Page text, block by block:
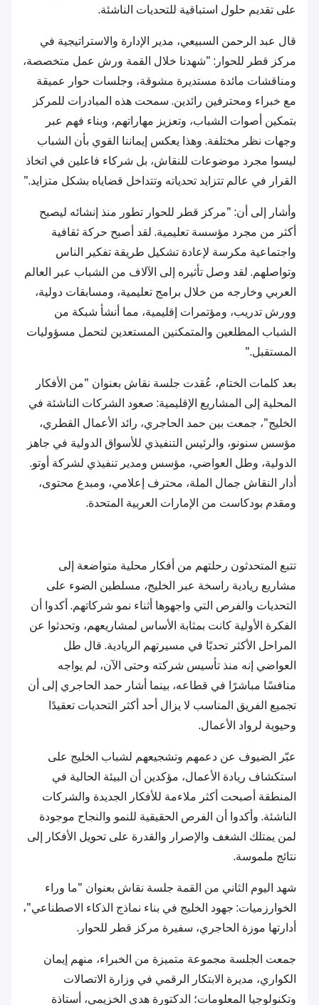
على تقديم حلول استباقية للتحديات الناشئة.
قال عبد الرحمن السبيعي، مدير الإدارة والاستراتيجية في
مركز قطر للحوار: "شهدنا خلال القمة ورش عمل متخصصة،
ومناقشات مائدة مستديرة مشوقة، وجلسات حوار عميقة
مع خبراء ومحترفين رائدين. سمحت هذه المبادرات للمركز
بتمكين أصوات الشباب، وتعزيز مهاراتهم، وبناء فهم عبر
وجهات نظر مختلفة. وهذا يعكس إيماننا القوي بأن الشباب
ليسوا مجرد موضوعات للنقاش، بل شركاء فاعلين في اتخاذ
القرار في عالم تتزايد تحدياته وتتداخل قضاياه بشكل متزايد."
وأشار إلى أن: "مركز قطر للحوار تطور منذ إنشائه ليصبح
أكثر من مجرد مؤسسة تعليمية. لقد أصبح حركة ثقافية
واجتماعية مكرسة لإعادة تشكيل طريقة تفكير الناس
وتواصلهم. لقد وصل تأثيره إلى الآلاف من الشباب عبر العالم
العربي وخارجه من خلال برامج تعليمية، ومسابقات دولية،
وورش تدريب، ومؤتمرات إقليمية، مما أنشأ شبكة من
الشباب المطلعين والمتمكنين المستعدين لتحمل مسؤوليات
المستقبل."
بعد كلمات الختام، عُقدت جلسة نقاش بعنوان "من الأفكار
المحلية إلى المشاريع الإقليمية: صعود الشركات الناشئة في
الخليج"، جمعت بين حمد الحاجري، رائد الأعمال القطري،
مؤسس سنونو، والرئيس التنفيذي للأسواق الدولية في جاهز
الدولية، وطل العواضي، مؤسس ومدير تنفيذي لشركة أوتو.
أدار النقاش جمال الملة، محترف إعلامي، ومبدع محتوى،
ومقدم بودكاست من الإمارات العربية المتحدة.
تتبع المتحدثون رحلتهم من أفكار محلية متواضعة إلى
مشاريع ريادية راسخة عبر الخليج، مسلطين الضوء على
التحديات والفرص التي واجهوها أثناء نمو شركاتهم. أكدوا أن
الفكرة الأولية كانت بمثابة الأساس لمشاريعهم، وتحدثوا عن
المراحل الأكثر تحديًا في مسيرتهم الريادية. قال طل
العواضي إنه منذ تأسيس شركته وحتى الآن، لم يواجه
منافسًا مباشرًا في قطاعه، بينما أشار حمد الحاجري إلى أن
تجميع الفريق المناسب لا يزال أحد أكثر التحديات تعقيدًا
وحيوية لرواد الأعمال.
عبّر الضيوف عن دعمهم وتشجيعهم لشباب الخليج على
استكشاف ريادة الأعمال، مؤكدين أن البيئة الحالية في
المنطقة أصبحت أكثر ملاءمة للأفكار الجديدة والشركات
الناشئة. وأكدوا أن الفرص الحقيقية للنمو والنجاح موجودة
لمن يمتلك الشغف والإصرار والقدرة على تحويل الأفكار إلى
نتائج ملموسة.
شهد اليوم الثاني من القمة جلسة نقاش بعنوان "ما وراء
الخوارزميات: جهود الخليج في بناء نماذج الذكاء الاصطناعي"،
أدارتها موزة الحاجري، سفيرة مركز قطر للحوار.
جمعت الجلسة مجموعة متميزة من الخبراء، منهم إيمان
الكواري، مديرة الابتكار الرقمي في وزارة الاتصالات
وتكنولوجيا المعلومات؛ الدكتورة هدى الخزيمي، أستاذة